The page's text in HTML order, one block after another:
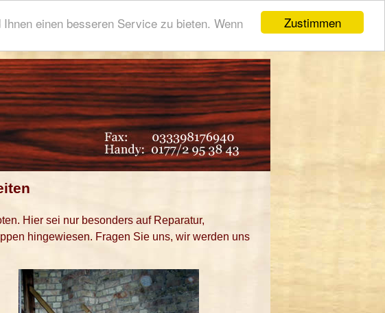
Zustimmen
einen besseren Service zu bieten. Wenn
Hier sei nur besonders auf Reparatur,
hingewiesen. Fragen Sie uns, wir werden uns